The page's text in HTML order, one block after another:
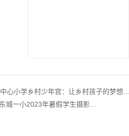
心小学乡村少年宫：让乡村孩子的梦想...
一小2023年暑假学生摄影...